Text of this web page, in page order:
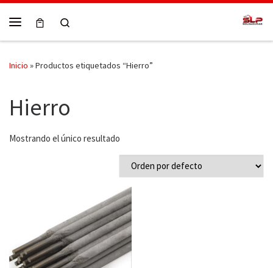
Skip to content
Inicio »Productos etiquetados “Hierro”
Hierro
Mostrando el único resultado